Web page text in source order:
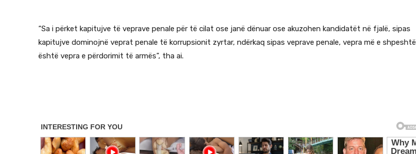
“Sa i përket kapitujve të veprave penale për të cilat ose janë dënuar ose akuzohen kandidatët në fjalë, sipas
kapitujve dominojnë veprat penale të korrupsionit zyrtar, ndërkaq sipas veprave penale, vepra më e shpeshtë
është vepra e përdorimit të armës”, tha ai.